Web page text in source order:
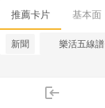
login
推薦卡片 基本面
新聞 樂活五線譜